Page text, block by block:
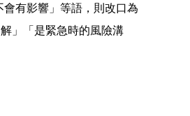
會有影響」等語，則改口為
」「是緊急時的風險溝